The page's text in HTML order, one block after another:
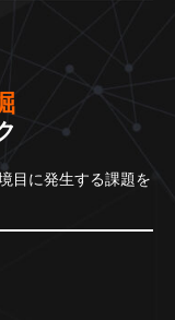
目に発生する課題を